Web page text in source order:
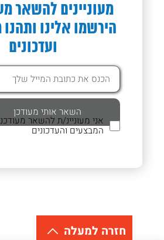
מעוניינים להשאר
הירשמו אלינו
ועדכונים
אני מעוניינ/ת להשאר
המבצעים והעדכונים
חזרה למעלה